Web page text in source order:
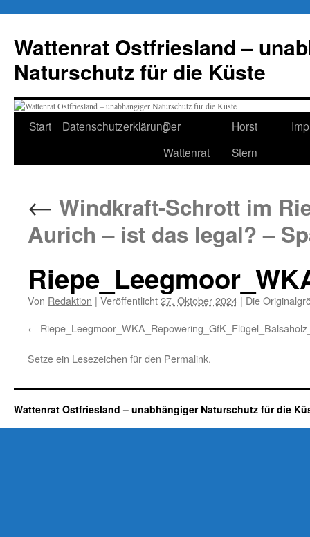
springen
Wattenrat Ostfriesland –
Naturschutz für die Küste
Start DatenschutzerklärungDer
Wattenrat
Horst
Stern
← Windkraft-Schrott im
Aurich – ist das legal? –
Von Redaktion | Veröffentlicht27. Oktober 2024 | Die
Setze ein Lesezeichen für den Permalink.
Wattenrat Ostfriesland – unabhängiger Naturschutz für die